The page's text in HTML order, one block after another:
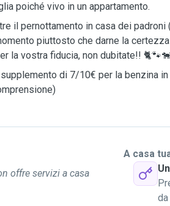
poiché vivo in un appartamento.
il pernottamento in casa dei padroni
piuttosto che darne la
la vostra fiducia, non dubitate!!
di 7/10€ per la benzina
offre servizi a casa
A casa